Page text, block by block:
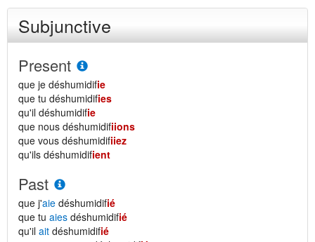
Subjunctive
Present
que je déshumidifie
que tu déshumidifies
qu'il déshumidifie
que nous déshumidifiions
que vous déshumidifiiez
qu'ils déshumidifient
Past
que j'aie déshumidifié
que tu aies déshumidifié
qu'il ait déshumidifié